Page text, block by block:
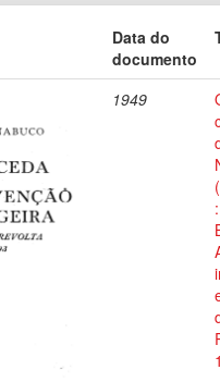
Data do
documento
1949
: